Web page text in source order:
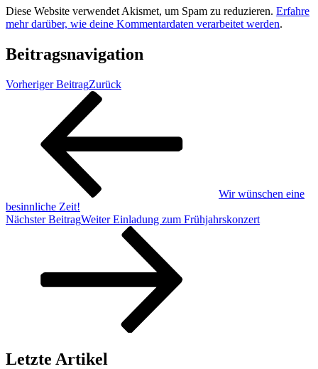
Diese Website verwendet Akismet, um Spam zu reduzieren. Erfahre
mehr darüber, wie deine Kommentardaten verarbeitet werden.
Beitragsnavigation
Vorheriger BeitragZurück
Wir wünschen eine
besinnliche Zeit!
Nächster BeitragWeiter Einladung zum Frühjahrskonzert
Letzte Artikel